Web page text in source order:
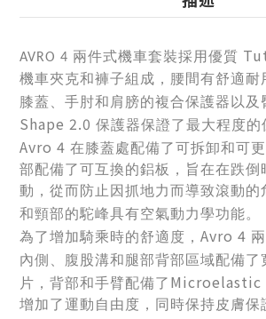
AVRO 4 兩件式機車套裝採用優質
機車夾克和褲子組成，腰間有舒適耐
膝蓋、手肘和肩膀的複合保護器以及
Shape 2.0保護器保證了最大程度的
Avro 4在膝蓋處配備了可拆卸和可
部配備了可互換的鋁板 ，旨在在跌
動，從而防止因抓地力而導致滾動的
和頸部的駝峰具有空氣動力學功能。
為了增加騎乘時的舒適度，Avro 4
內側、腹股溝和腿部背部區域配備了
片，背部和手臂配備了 Microelastic
增加了運動自由度，同時保持皮膚保